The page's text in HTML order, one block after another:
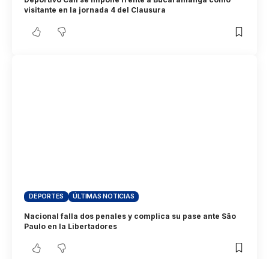
visitante en la jornada 4 del Clausura
DEPORTES ÚLTIMAS NOTICIAS
Nacional falla dos penales y complica su pase ante São
Paulo en la Libertadores